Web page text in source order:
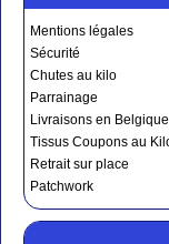
Mentions légales
Sécurité
Chutes au kilo
Parrainage
Livraisons en Belgique
Tissus Coupons au
Retrait sur place
Patchwork